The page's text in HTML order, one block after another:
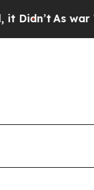
As war With